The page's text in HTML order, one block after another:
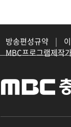
방송편성규약 |
MBC프로그램제작